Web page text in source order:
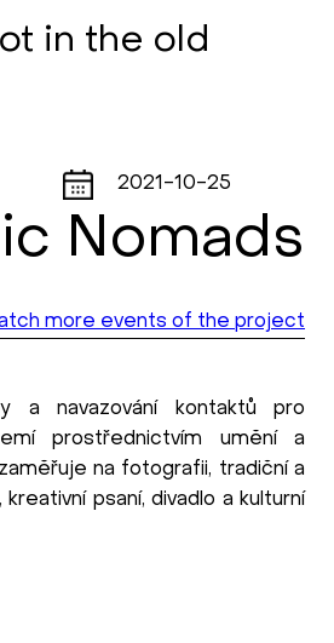
in the old
2021-10-25
Nomads
more events of the project
a navazování kontaktů pro
prostřednictvím umění a
na fotografii, tradiční a
psaní, divadlo a kulturní